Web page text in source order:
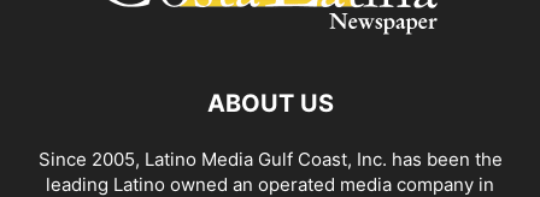
ABOUT US
Since 2005, Latino Media Gulf Coast, Inc. has been the
leading Latino owned an operated media company in